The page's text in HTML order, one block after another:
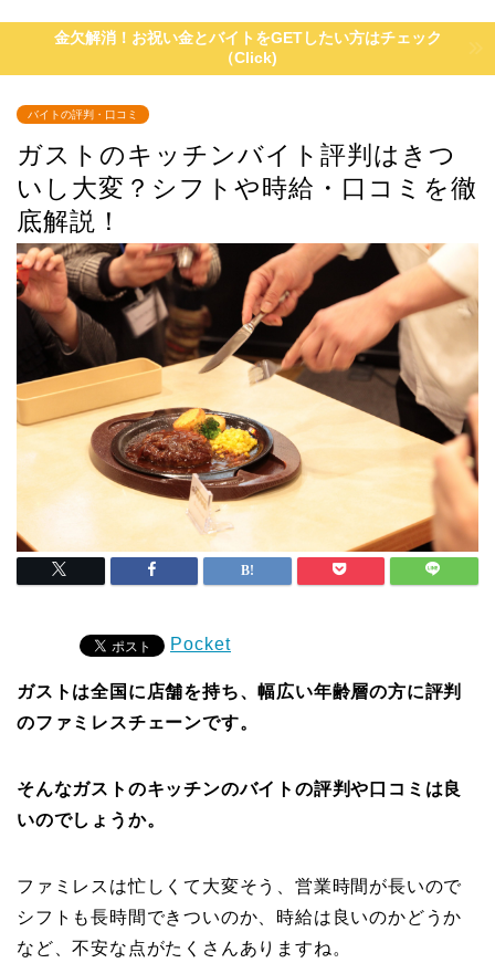
金欠解消！お祝い金とバイトをGETしたい方はチェック
（Click)
バイトの評判・口コミ
ガストのキッチンバイト評判はきつ
いし大変？シフトや時給・口コミを徹
底解説！
Pocket
ガストは全国に店舗を持ち、幅広い年齢層の方に評判
のファミレスチェーンです。
そんなガストのキッチンのバイトの評判や口コミは良
いのでしょうか。
ファミレスは忙しくて大変そう、営業時間が長いので
シフトも長時間できついのか、時給は良いのかどうか
など、不安な点がたくさんありますね。